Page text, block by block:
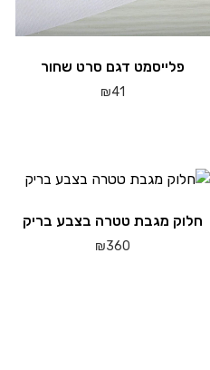
פלייסמט דגם סרט שחור
₪41
חלוק מגבת טטרה בצבע בריק
₪360